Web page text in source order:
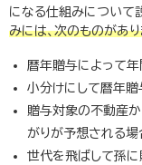
になる仕組みについて
みには、次のものがあり
暦年贈与によって年
小分けにして暦年贈
贈与対象の不動産
がりが予想される
世代を飛ばして孫に